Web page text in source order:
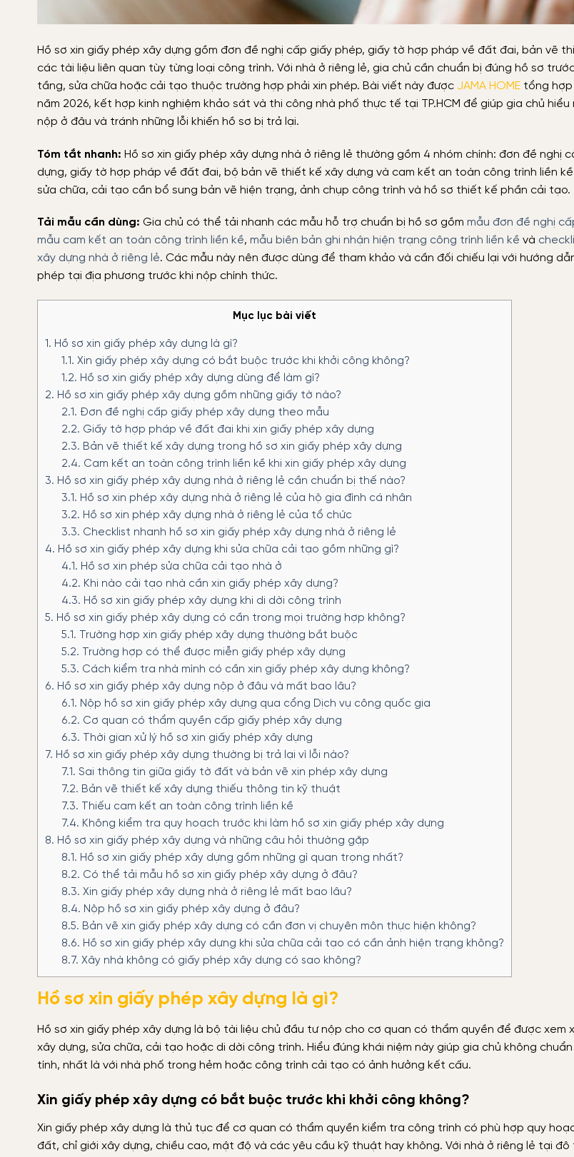
Hồ sơ xin giấy phép xây dựng gồm đơn đề nghị cấp giấy phép, giấy tờ hợp pháp về đất đai, bản vẽ
các tài liệu liên quan tùy từng loại công trình. Với nhà ở riêng lẻ, gia chủ cần chuẩn bị đúng hồ sơ
tầng, sửa chữa hoặc cải tạo thuộc trường hợp phải xin phép. Bài viết này được JAMA HOME tổng hợp
năm 2026, kết hợp kinh nghiệm khảo sát và thi công nhà phố thực tế tại TP.HCM để giúp gia chủ hiểu
nộp ở đâu và tránh những lỗi khiến hồ sơ bị trả lại.
Tóm tắt nhanh: Hồ sơ xin giấy phép xây dựng nhà ở riêng lẻ thường gồm 4 nhóm chính: đơn đề nghị
dựng, giấy tờ hợp pháp về đất đai, bộ bản vẽ thiết kế xây dựng và cam kết an toàn công trình liền
sửa chữa, cải tạo cần bổ sung bản vẽ hiện trạng, ảnh chụp công trình và hồ sơ thiết kế phần cải tạo.
Tải mẫu cần dùng: Gia chủ có thể tải nhanh các mẫu hỗ trợ chuẩn bị hồ sơ gồm mẫu đơn đề nghị
mẫu cam kết an toàn công trình liền kề, mẫu biên bản ghi nhận hiện trạng công trình liền kề và
xây dựng nhà ở riêng lẻ. Các mẫu này nên được dùng để tham khảo và cần đối chiếu lại với hướng
phép tại địa phương trước khi nộp chính thức.
Mục lục bài viết
1. Hồ sơ xin giấy phép xây dựng là gì?
1.1. Xin giấy phép xây dựng có bắt buộc trước khi khởi công không?
1.2. Hồ sơ xin giấy phép xây dựng dùng để làm gì?
2. Hồ sơ xin giấy phép xây dựng gồm những giấy tờ nào?
2.1. Đơn đề nghị cấp giấy phép xây dựng theo mẫu
2.2. Giấy tờ hợp pháp về đất đai khi xin giấy phép xây dựng
2.3. Bản vẽ thiết kế xây dựng trong hồ sơ xin giấy phép xây dựng
2.4. Cam kết an toàn công trình liền kề khi xin giấy phép xây dựng
3. Hồ sơ xin giấy phép xây dựng nhà ở riêng lẻ cần chuẩn bị thế nào?
3.1. Hồ sơ xin phép xây dựng nhà ở riêng lẻ của hộ gia đình cá nhân
3.2. Hồ sơ xin phép xây dựng nhà ở riêng lẻ của tổ chức
3.3. Checklist nhanh hồ sơ xin giấy phép xây dựng nhà ở riêng lẻ
4. Hồ sơ xin giấy phép xây dựng khi sửa chữa cải tạo gồm những gì?
4.1. Hồ sơ xin phép sửa chữa cải tạo nhà ở
4.2. Khi nào cải tạo nhà cần xin giấy phép xây dựng?
4.3. Hồ sơ xin giấy phép xây dựng khi di dời công trình
5. Hồ sơ xin giấy phép xây dựng có cần trong mọi trường hợp không?
5.1. Trường hợp xin giấy phép xây dựng thường bắt buộc
5.2. Trường hợp có thể được miễn giấy phép xây dựng
5.3. Cách kiểm tra nhà mình có cần xin giấy phép xây dựng không?
6. Hồ sơ xin giấy phép xây dựng nộp ở đâu và mất bao lâu?
6.1. Nộp hồ sơ xin giấy phép xây dựng qua cổng Dịch vụ công quốc gia
6.2. Cơ quan có thẩm quyền cấp giấy phép xây dựng
6.3. Thời gian xử lý hồ sơ xin giấy phép xây dựng
7. Hồ sơ xin giấy phép xây dựng thường bị trả lại vì lỗi nào?
7.1. Sai thông tin giữa giấy tờ đất và bản vẽ xin phép xây dựng
7.2. Bản vẽ thiết kế xây dựng thiếu thông tin kỹ thuật
7.3. Thiếu cam kết an toàn công trình liền kề
7.4. Không kiểm tra quy hoạch trước khi làm hồ sơ xin giấy phép xây dựng
8. Hồ sơ xin giấy phép xây dựng và những câu hỏi thường gặp
8.1. Hồ sơ xin giấy phép xây dựng gồm những gì quan trọng nhất?
8.2. Có thể tải mẫu hồ sơ xin giấy phép xây dựng ở đâu?
8.3. Xin giấy phép xây dựng nhà ở riêng lẻ mất bao lâu?
8.4. Nộp hồ sơ xin giấy phép xây dựng ở đâu?
8.5. Bản vẽ xin giấy phép xây dựng có cần đơn vị chuyên môn thực hiện không?
8.6. Hồ sơ xin giấy phép xây dựng khi sửa chữa cải tạo có cần ảnh hiện trạng không?
8.7. Xây nhà không có giấy phép xây dựng có sao không?
Hồ sơ xin giấy phép xây dựng là gì?
Hồ sơ xin giấy phép xây dựng là bộ tài liệu chủ đầu tư nộp cho cơ quan có thẩm quyền để được xem
xây dựng, sửa chữa, cải tạo hoặc di dời công trình. Hiểu đúng khái niệm này giúp gia chủ không
tính, nhất là với nhà phố trong hẻm hoặc công trình cải tạo có ảnh hưởng kết cấu.
Xin giấy phép xây dựng có bắt buộc trước khi khởi công không?
Xin giấy phép xây dựng là thủ tục để cơ quan có thẩm quyền kiểm tra công trình có phù hợp quy
đất, chỉ giới xây dựng, chiều cao, mật độ và các yêu cầu kỹ thuật hay không. Với nhà ở riêng lẻ tại